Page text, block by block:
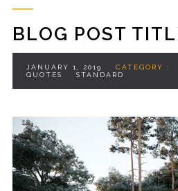
BLOG POST
JANUARY 1, 2019 CATEGORY :
QUOTES
STANDARD